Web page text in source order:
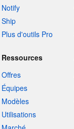
Notify
Ship
Plus d'outils Pro
Ressources
Offres
Équipes
Modèles
Utilisations